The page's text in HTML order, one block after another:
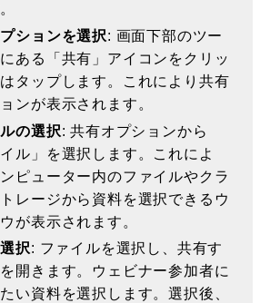
ションを選択: 画面下部のツー
ある「共有」アイコンをクリッ
タップします。これにより共有
ンが表示されます。
の選択: 共有オプションから
イル」を選択します。これによ
ピューター内のファイルやクラ
レージから資料を選択できるウ
が表示されます。
択: ファイルを選択し、共有す
開きます。ウェビナー参加者に
い資料を選択します。選択後、